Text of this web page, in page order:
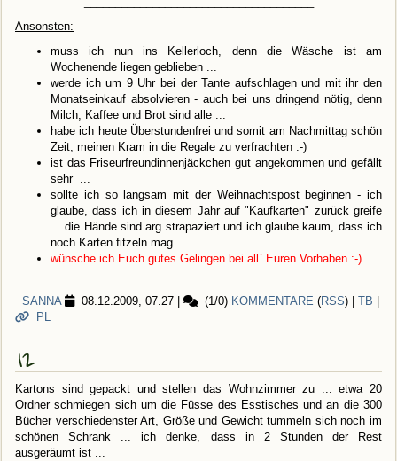
Ansonsten:
muss ich nun ins Kellerloch, denn die Wäsche ist am
Wochenende liegen geblieben ...
werde ich um 9 Uhr bei der Tante aufschlagen und mit ihr den
Monatseinkauf absolvieren - auch bei uns dringend nötig, denn
Milch, Kaffee und Brot sind alle ...
habe ich heute Überstundenfrei und somit am Nachmittag schön
Zeit, meinen Kram in die Regale zu verfrachten :-)
ist das Friseurfreundinnenjäckchen gut angekommen und gefällt
sehr ...
sollte ich so langsam mit der Weihnachtspost beginnen - ich
glaube, dass ich in diesem Jahr auf "Kaufkarten" zurück greife
... die Hände sind arg strapaziert und ich glaube kaum, dass ich
noch Karten fitzeln mag ...
wünsche ich Euch gutes Gelingen bei all` Euren Vorhaben :-)
SANNA 08.12.2009, 07.27 (1/0) KOMMENTARE (RSS) | TB
PL
12
Kartons sind gepackt und stellen das Wohnzimmer zu ... etwa 20
Ordner schmiegen sich um die Füsse des Esstisches und an die 300
Bücher verschiedenster Art, Größe und Gewicht tummeln sich noch im
schönen Schrank ... ich denke, dass in 2 Stunden der Rest
ausgeräumt ist ...